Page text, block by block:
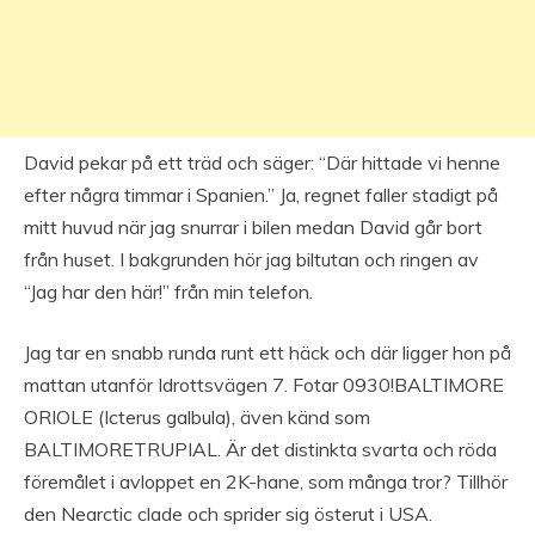
David pekar på ett träd och säger: “Där hittade vi henne
efter några timmar i Spanien.” Ja, regnet faller stadigt på
mitt huvud när jag snurrar i bilen medan David går bort
från huset. I bakgrunden hör jag biltutan och ringen av
“Jag har den här!” från min telefon.
Jag tar en snabb runda runt ett häck och där ligger hon på
mattan utanför Idrottsvägen 7. Fotar 0930!BALTIMORE
ORIOLE (Icterus galbula), även känd som
BALTIMORETRUPIAL. Är det distinkta svarta och röda
föremålet i avloppet en 2K-hane, som många tror? Tillhör
den Nearctic clade och sprider sig österut i USA.